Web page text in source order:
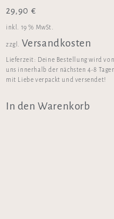
29,90 €
inkl. 19 % MwSt.
zzgl. Versandkosten
Lieferzeit: Deine Bestellung wird von
uns innerhalb der nächsten 4-8 Tagen
mit Liebe verpackt und versendet!
In den Warenkorb